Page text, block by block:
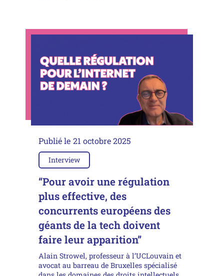
Publié le 21 octobre 2025
Interview
“Pour avoir une régulation
plus effective, des
concurrents européens des
géants de la tech doivent
faire leur apparition”
Alain Strowel, professeur à l’UCLouvain et
avocat au barreau de Bruxelles spécialisé